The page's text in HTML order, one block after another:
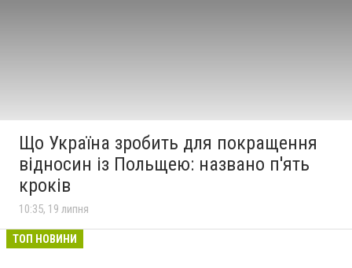
Що Україна зробить для покращення
відносин із Польщею: названо п'ять
кроків
10:35, 19 липня
ТОП НОВИНИ